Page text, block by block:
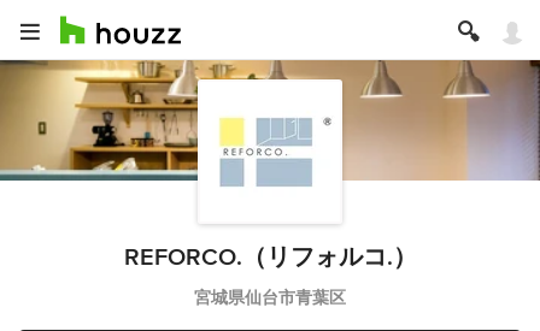
REFORCO.（リフォルコ.）
宮城県仙台市青葉区